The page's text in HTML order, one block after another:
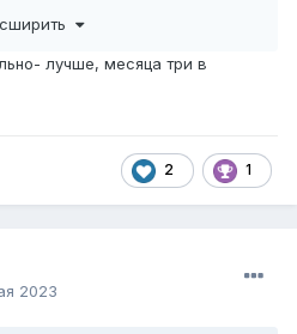
лучше, месяца три в
2 1
2023